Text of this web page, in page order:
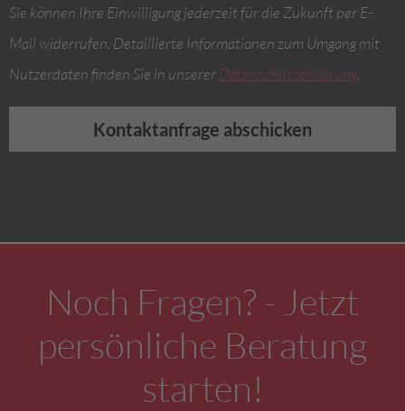
Sie können Ihre Einwilligung jederzeit für die Zukunft per E-
Mail widerrufen. Detaillierte Informationen zum Umgang mit
Nutzerdaten finden Sie in unsererDatenschutzerklärung.
Noch Fragen? - Jetzt
persönliche Beratung
starten!